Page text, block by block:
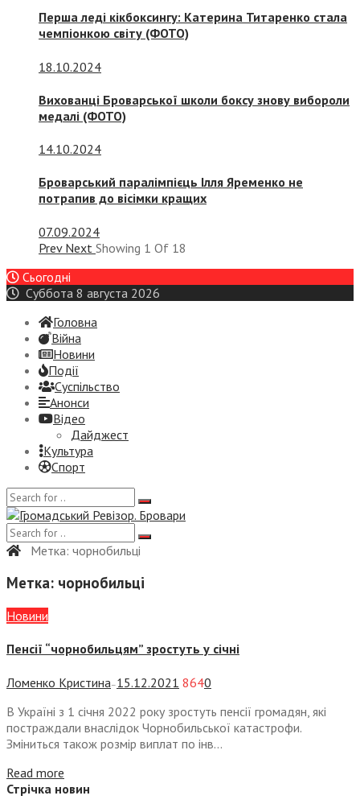
Перша леді кікбоксингу: Катерина Титаренко стала
чемпіонкою світу (ФОТО)
18.10.2024
Вихованці Броварської школи боксу знову вибороли
медалі (ФОТО)
14.10.2024
Броварський паралімпієць Ілля Яременко не
потрапив до вісімки кращих
07.09.2024
Prev Next Showing 1 Of 18
Сьогодні
Суббота 8 августа 2026
Головна
Війна
Новини
Події
Суспiльство
Анонси
Відео
Дайджест
Культура
Спорт
Метка: чорнобильці
Метка: чорнобильці
Новини
Пенсії “чорнобильцям” зростуть у січні
Ломенко Кристина — 15.12.2021 8640
В Україні з 1 січня 2022 року зростуть пенсії громадян, які
постраждали внаслідок Чорнобильської катастрофи.
Зміниться також розмір виплат по інв...
Read more
Стрічка новин